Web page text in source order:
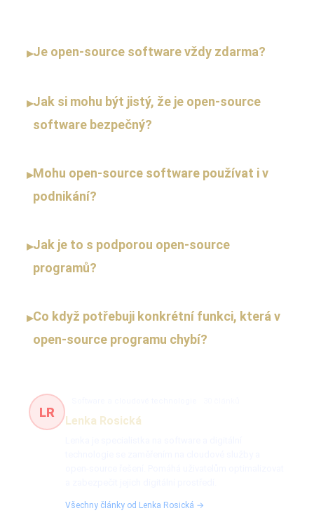
▸Je open-source software vždy zdarma?
▸Jak si mohu být jistý, že je open-source
software bezpečný?
▸Mohu open-source software používat i v
podnikání?
▸Jak je to s podporou open-source
programů?
▸Co když potřebuji konkrétní funkci, která v
open-source programu chybí?
LR
Lenka Rosická
Všechny články od Lenka Rosická →